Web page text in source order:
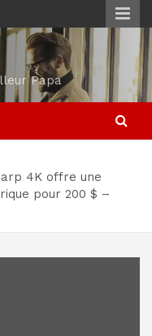
Papa
4K offre une
pour 200 $ –